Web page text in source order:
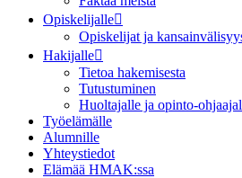
Opiskelijalle
Opiskelijat ja
Hakijalle
Tietoa hakemisesta
Tutustuminen
Huoltajalle ja opinto-
Työelämälle
Alumnille
Yhteystiedot
Elämää HMAK:ssa